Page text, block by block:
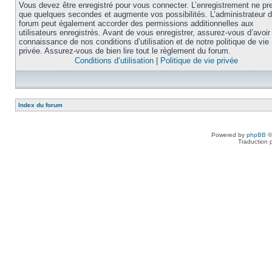
Vous devez être enregistré pour vous connecter. L’enregistrement ne
que quelques secondes et augmente vos possibilités. L’administrateur
forum peut également accorder des permissions additionnelles aux
utilisateurs enregistrés. Avant de vous enregistrer, assurez-vous
connaissance de nos conditions d’utilisation et de notre politique de vie
privée. Assurez-vous de bien lire tout le règlement du forum.
Conditions d’utilisation
Politique de vie privée
Index du forum
Powered by phpBB
Traduction